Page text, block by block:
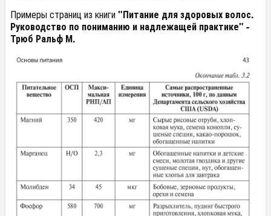
Примеры страниц из книги"Питание для здоровых волос.
Руководство по пониманию и надлежащей практике" -
Трюб Ральф М.